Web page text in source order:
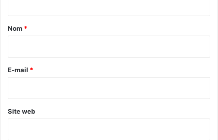
a
e
Nom *
E-mail *
Site web